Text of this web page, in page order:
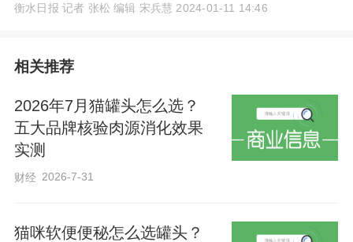
衡水日报 记者 张松 编辑 宋兵慧 2024-01-11 14:46
相关推荐
2026年7月猫罐头怎么选？
五大品牌核验肉源消化效果
实测
财经 2026-7-31
猫咪软便便秘怎么选罐头？